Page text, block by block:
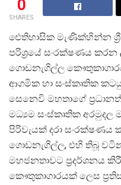
0
SHARES
ඓතිහාසික මැණික්හින්න ශ්
පරිශ්රයේ සංරක්ෂණය
ගොඩනැගිල්ල
ආගමික හා සංස්කෘතික
සෙනෙවි මහතාගේ ප්
මධ්යම සංස්කෘතික
පිරිවැයක් දරා
ගොඩනැගිල්ල, එහි තිබූ
මහජනතාවට ප්රදර්ශනය
කෞතුකාගාරයක් ලෙස ප්